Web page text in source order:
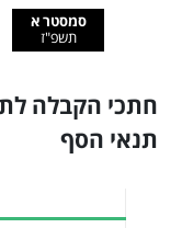
סמסטר א
תשפ"ז
חתכי הקבלה
תנאי הסף